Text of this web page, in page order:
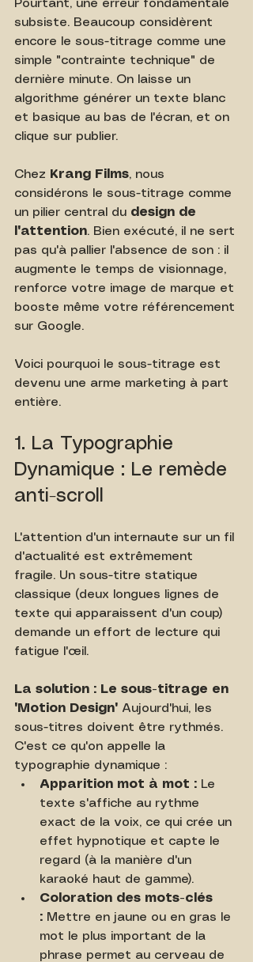
Pourtant, une erreur fondamentale
subsiste. Beaucoup considèrent
encore le sous-titrage comme une
simple "contrainte technique" de
dernière minute. On laisse un
algorithme générer un texte blanc
et basique au bas de l'écran, et on
clique sur publier.
Chez Krang Films, nous
considérons le sous-titrage comme
un pilier central du design de
l'attention. Bien exécuté, il ne sert
pas qu'à pallier l'absence de son : il
augmente le temps de visionnage,
renforce votre image de marque et
booste même votre référencement
sur Google.
Voici pourquoi le sous-titrage est
devenu une arme marketing à part
entière.
1. La Typographie
Dynamique : Le remède
anti-scroll
L'attention d'un internaute sur un fil
d'actualité est extrêmement
fragile. Un sous-titre statique
classique (deux longues lignes de
texte qui apparaissent d'un coup)
demande un effort de lecture qui
fatigue l'œil.
La solution : Le sous-titrage en
"Motion Design" Aujourd'hui, les
sous-titres doivent être rythmés.
C'est ce qu'on appelle la
typographie dynamique :
Apparition mot à mot : Le
texte s'affiche au rythme
exact de la voix, ce qui crée un
effet hypnotique et capte le
regard (à la manière d'un
karaoké haut de gamme).
Coloration des mots-clés
: Mettre en jaune ou en gras le
mot le plus important de la
phrase permet au cerveau de